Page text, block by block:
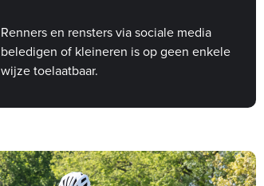
Renners en rensters via sociale media
beledigen of kleineren is op geen enkele
wijze toelaatbaar.